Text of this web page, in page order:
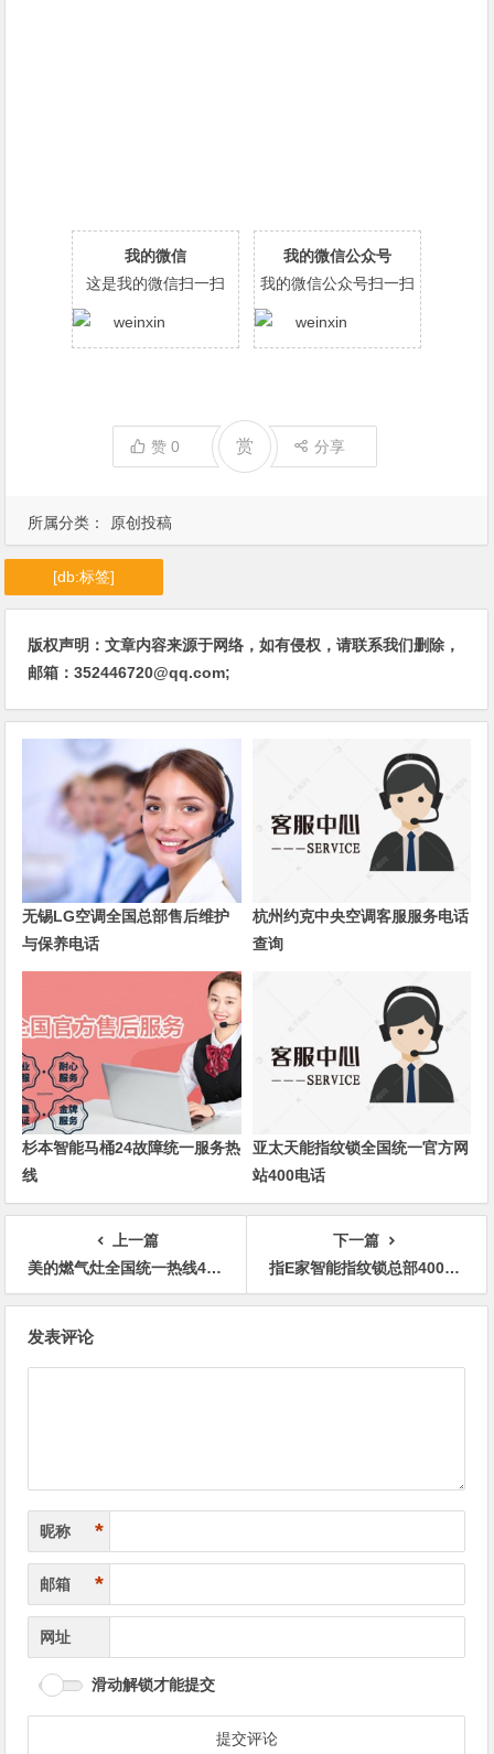
所属分类： 原创投稿
我的微信
这是我的微信扫一扫
我的微信公众号
我的微信公众号扫一扫
赞0 赏 分享
[db:标签]
版权声明：文章内容来源于网络，如有侵权，请联系我们删除，
邮箱：352446720@qq.com;
无锡LG空调全国总部售后维护
与保养电话
杭州约克中央空调客服服务电话
查询
杉本智能马桶24故障统一服务热
线
亚太天能指纹锁全国统一官方网
站400电话
上一篇
美的燃气灶全国统一热线400受理客服中心全国
下一篇
指E家智能指纹锁总部400售后维修电话热线
发表评论
昵称 *
邮箱 *
网址
滑动解锁才能提交